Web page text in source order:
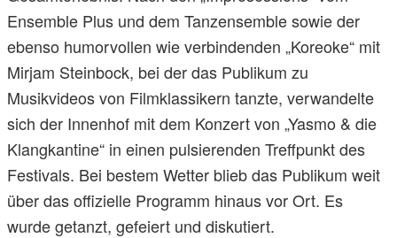
Ensemble Plus und dem Tanzensemble sowie der
ebenso humorvollen wie verbindenden „Koreoke“ mit
Mirjam Steinbock, bei der das Publikum zu
Musikvideos von Filmklassikern tanzte, verwandelte
sich der Innenhof mit dem Konzert von „Yasmo & die
Klangkantine“ in einen pulsierenden Treffpunkt des
Festivals. Bei bestem Wetter blieb das Publikum weit
über das offizielle Programm hinaus vor Ort. Es
wurde getanzt, gefeiert und diskutiert.